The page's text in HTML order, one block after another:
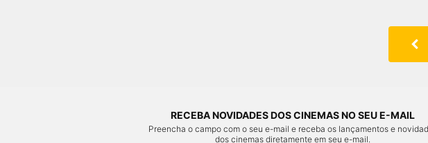
RECEBA NOVIDADES DOS CINEMAS NO SEU E-MAIL
Preencha o campo com o seu e-mail e receba os lançamentos e
dos cinemas diretamente em seu e-mail.